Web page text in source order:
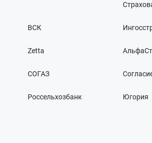
ВСК
Zetta
СОГАЗ
Россельхозбанк Югория